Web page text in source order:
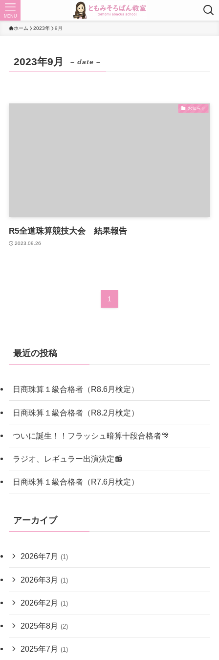
MENU
ホーム 2023年 9月
2023年9月 – date –
お知らせ
R5全道珠算競技大会 結果報告
2023.09.26
1
最近の投稿
日商珠算１級合格者（R8.6月検定）
日商珠算１級合格者（R8.2月検定）
ついに誕生！！フラッシュ暗算十段合格者🎊
ラジオ、レギュラー出演決定📻
日商珠算１級合格者（R7.6月検定）
アーカイブ
2026年7月 (1)
2026年3月 (1)
2026年2月 (1)
2025年8月 (2)
2025年7月 (1)